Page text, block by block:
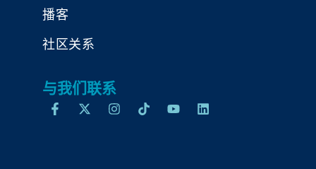
播客
社区关系
与我们联系